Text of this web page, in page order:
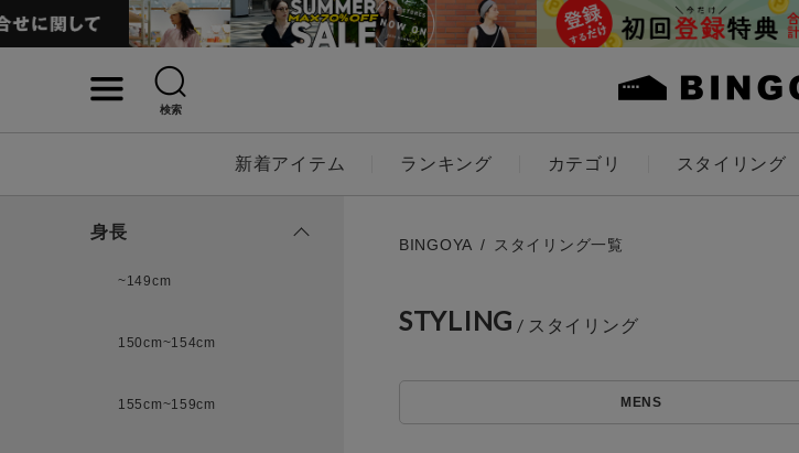
検索
新着アイテム ランキング カテゴリ スタイリング
キーワード
LADIES KIDS
価格
身長
~149cm
150cm~154cm
155cm~159cm
BINGOYA スタイリング一覧
STYLING
MENS